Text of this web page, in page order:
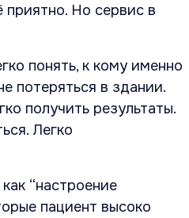
Но сервис в
понять, к кому именно
потеряться в здании.
получить результаты.
Легко
“настроение
пациент высоко